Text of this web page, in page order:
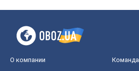
О компании Команда